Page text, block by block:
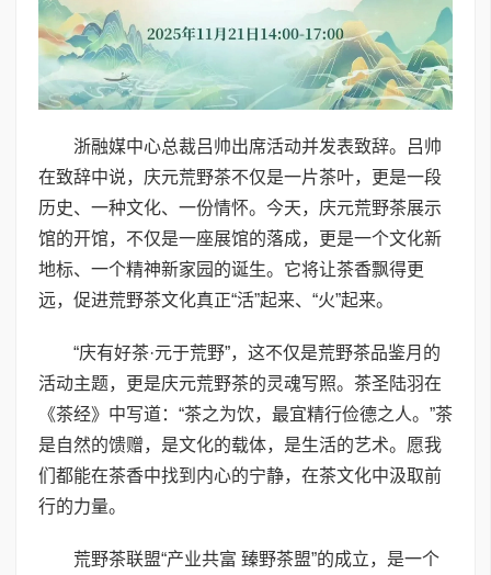
浙融媒中心总裁吕帅出席活动并发表致辞。吕帅
在致辞中说，庆元荒野茶不仅是一片茶叶，更是一段
历史、一种文化、一份情怀。今天，庆元荒野茶展示
馆的开馆，不仅是一座展馆的落成，更是一个文化新
地标、一个精神新家园的诞生。它将让茶香飘得更
远，促进荒野茶文化真正“活”起来、“火”起来。
“庆有好茶·元于荒野”，这不仅是荒野茶品鉴月的
活动主题，更是庆元荒野茶的灵魂写照。茶圣陆羽在
《茶经》中写道：“茶之为饮，最宜精行俭德之人。”茶
是自然的馈赠，是文化的载体，是生活的艺术。愿我
们都能在茶香中找到内心的宁静，在茶文化中汲取前
行的力量。
荒野茶联盟“产业共富 臻野茶盟”的成立，是一个